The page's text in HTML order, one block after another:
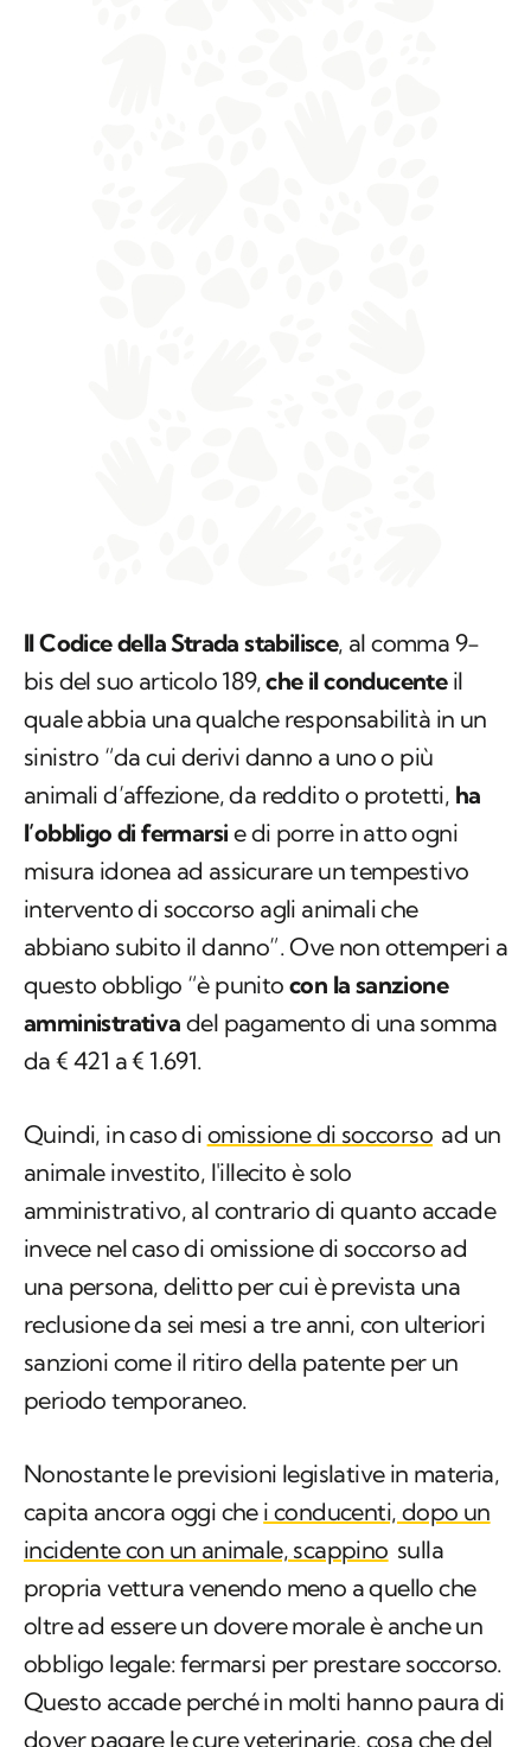
Il Codice della Strada stabilisce, al comma 9-
bis del suo articolo 189,che il conducenteil
quale abbia una qualche responsabilità in un
sinistro “da cui derivi danno a uno o più
animali d’affezione, da reddito o protetti, ha
l’obbligo di fermarsi e di porre in atto ogni
misura idonea ad assicurare un tempestivo
intervento di soccorso agli animali che
abbiano subito il danno”. Ove non ottemperi a
questo obbligo “è punito con la sanzione
amministrativa del pagamento di una somma
da € 421 a € 1.691.
Quindi, in caso di omissione di soccorso ad un
animale investito, l'illecito è solo
amministrativo, al contrario di quanto accade
invece nel caso di omissione di soccorso ad
una persona, delitto per cui è prevista una
reclusione da sei mesi a tre anni, con ulteriori
sanzioni come il ritiro della patente per un
periodo temporaneo.
Nonostante le previsioni legislative in materia,
capita ancora oggi che i conducenti, dopo un
incidente con un animale, scappino sulla
propria vettura venendo meno a quello che
oltre ad essere un dovere morale è anche un
obbligo legale: fermarsi per prestare soccorso.
Questo accade perché in molti hanno paura di
dover pagare le cure veterinarie, cosa che del